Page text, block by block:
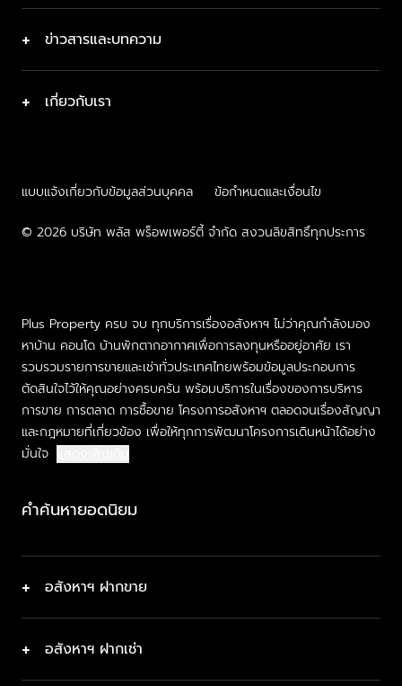
+ ข่าวสารและบทความ
+ เกี่ยวกับเรา
แบบแจ้งเกี่ยวกับข้อมูลส่วนบุคคล ข้อกำหนดและเงื่อนไข
© 2026 บริษัท พลัส พร็อพเพอร์ตี้ จำกัด สงวนลิขสิทธิ์ทุกประการ
Plus Property ครบ จบ ทุกบริการเรื่องอสังหาฯ ไม่ว่าคุณกำลังมอง
หาบ้าน คอนโด บ้านพักตากอากาศเพื่อการลงทุนหรืออยู่อาศัย เรา
รวบรวมรายการขายและเช่าทั่วประเทศไทยพร้อมข้อมูลประกอบการ
ตัดสินใจไว้ให้คุณอย่างครบครัน พร้อมบริการในเรื่องของการบริหาร
การขาย การตลาด การซื้อขาย โครงการอสังหาฯ ตลอดจนเรื่องสัญญา
และกฎหมายที่เกี่ยวข้อง เพื่อให้ทุกการพัฒนาโครงการเดินหน้าได้อย่าง
มั่นใจ
คำค้นหายอดนิยม
+ อสังหาฯ ฝากขาย
+ อสังหาฯ ฝากเช่า